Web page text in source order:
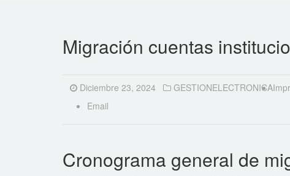
Migración cuentas
Diciembre 23, 2024 GESTIONELECTRONICA
Email
Cronograma general de